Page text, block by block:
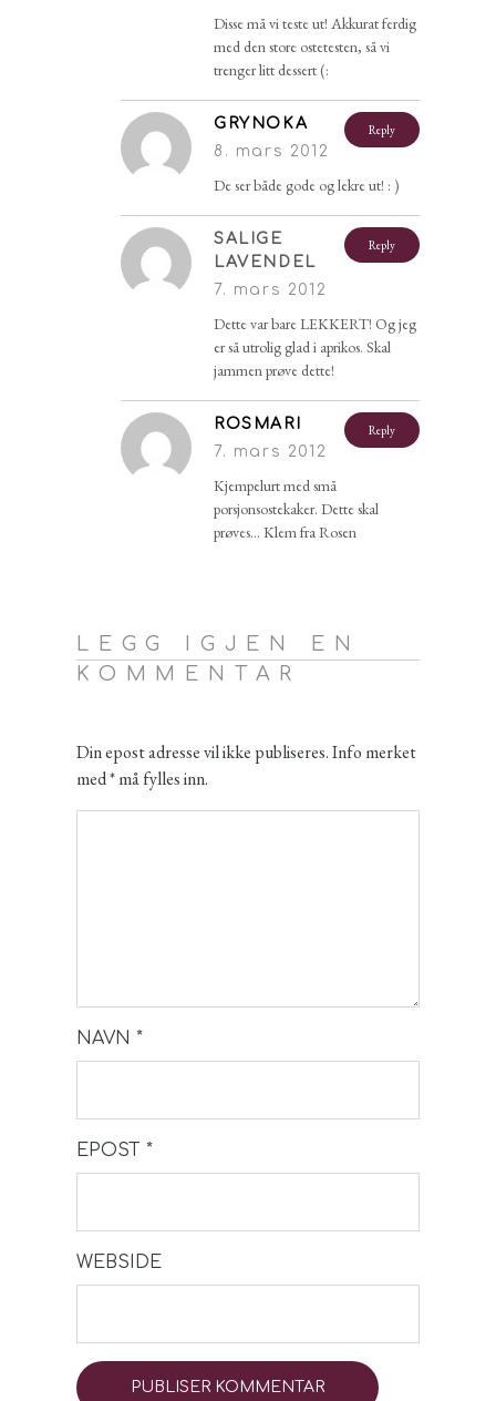
Disse må vi teste ut! Akkurat ferdig
med den store ostetesten, så vi
trenger litt dessert (:
Reply
GRYNOKA
8. mars 2012
De ser både gode og lekre ut! : )
Reply
SALIGE
LAVENDEL
7. mars 2012
Dette var bare LEKKERT! Og jeg
er så utrolig glad i aprikos. Skal
jammen prøve dette!
Reply
ROSMARI
7. mars 2012
Kjempelurt med små
porsjonsostekaker. Dette skal
prøves… Klem fra Rosen
LEGG IGJEN EN
KOMMENTAR
Din epost adresse vil ikke publiseres. Info merket
med * må fylles inn.
NAVN *
EPOST *
WEBSIDE